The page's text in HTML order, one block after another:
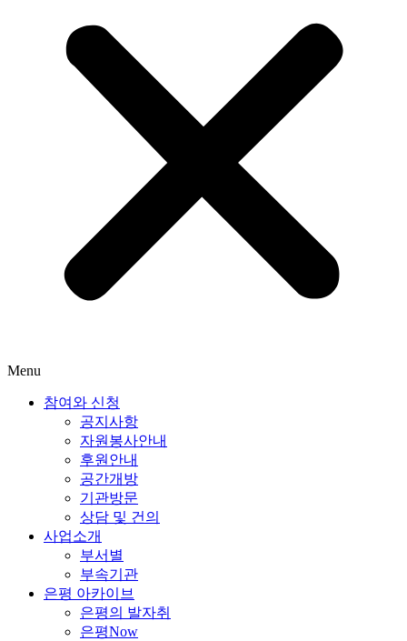
Menu
참여와 신청
공지사항
자원봉사안내
후원안내
공간개방
기관방문
상담 및 건의
사업소개
부서별
부속기관
은평 아카이브
은평의 발자취
은평Now